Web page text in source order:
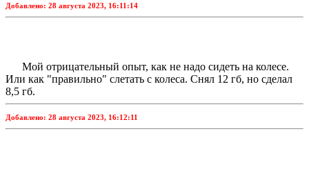
Добавлено: 28 августа 2023, 16:11:14
Мой отрицательный опыт, как не надо сидеть на колесе.
Или как "правильно" слетать с колеса. Снял 12 гб, но сделал
8,5 гб.
Добавлено: 28 августа 2023, 16:12:11